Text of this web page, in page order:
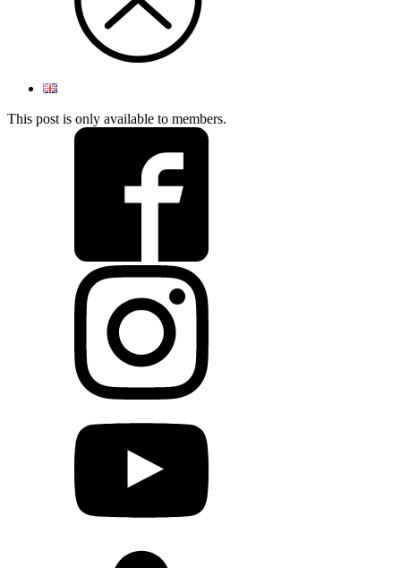
This post is only available to members.